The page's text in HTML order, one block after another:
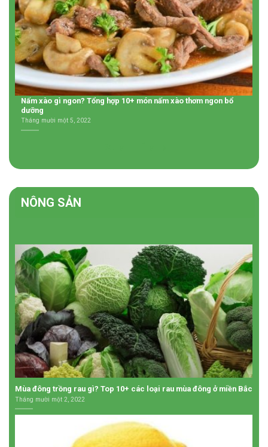
Nấm xào gì ngon? Tổng hợp 10+ món nấm xào thơm ngon bổ
dưỡng
Tháng mười một 5, 2022
NÔNG SẢN
Mùa đông trồng rau gì? Top 10+ các loại rau mùa đông ở miền Bắc
Tháng mười một 2, 2022